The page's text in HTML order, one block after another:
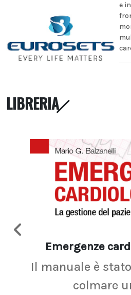
e
LIBRERIA
Emergenze
Il manuale è
colmare